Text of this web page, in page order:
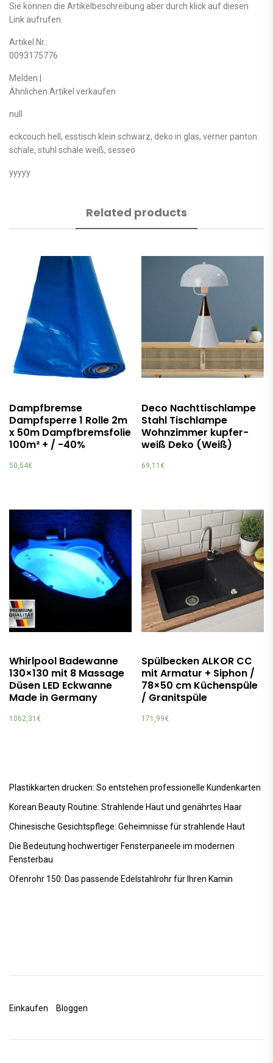
Sie können die Artikelbeschreibung aber durch klick auf diesen
Link aufrufen.
Artikel Nr.:
0093175776
Melden |
Ähnlichen Artikel verkaufen
null
eckcouch hell, esstisch klein schwarz, deko in glas, verner panton
schale, stuhl schale weiß, sesseö
yyyyy
Related products
Dampfbremse
Dampfsperre 1 Rolle 2m
x 50m Dampfbremsfolie
100m² + / -40%
50,54€
Deco Nachttischlampe
Stahl Tischlampe
Wohnzimmer kupfer-
weiß Deko (Weiß)
69,11 €
Whirlpool Badewanne
130×130 mit 8 Massage
Düsen LED Eckwanne
Made in Germany
1062,31 €
Spülbecken ALKOR CC
mit Armatur + Siphon /
78×50 cm Küchenspüle
/ Granitspüle
171,99€
Plastikkarten drucken: So entstehen professionelle Kundenkarten
Korean Beauty Routine: Strahlende Haut und genährtes Haar
Chinesische Gesichtspflege: Geheimnisse für strahlende Haut
Die Bedeutung hochwertiger Fensterpaneele im modernen
Fensterbau
Ofenrohr 150: Das passende Edelstahlrohr für Ihren Kamin
Einkaufen Bloggen